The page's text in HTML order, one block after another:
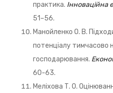
практика. Інноваційна
51–56.
Манойленко О. В.
потенціалу тимчасово
господарювання.
60-63.
Меліхова Т. О.